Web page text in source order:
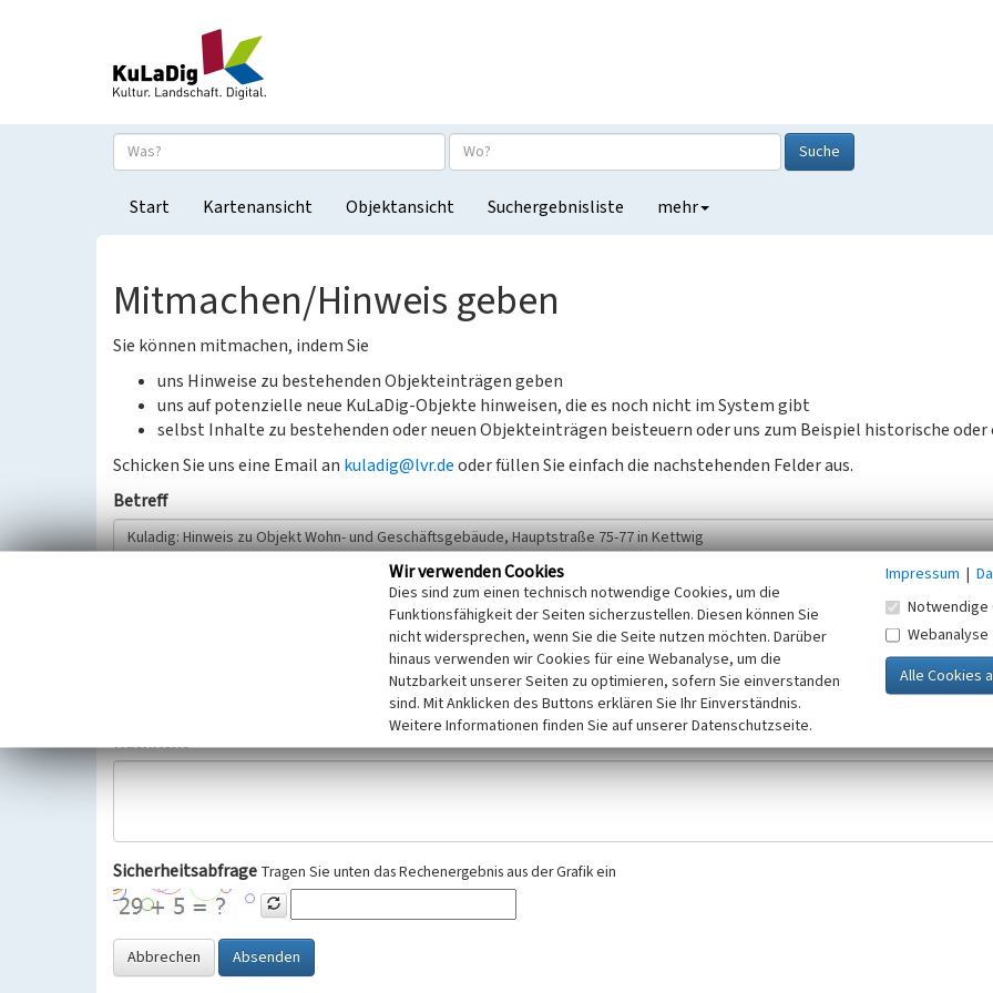
Suche
Start Kartenansicht Objektansicht Suchergebnisliste mehr
Mitmachen/Hinweis geben
Sie können mitmachen, indem Sie
uns Hinweise zu bestehenden Objekteinträgen geben
uns auf potenzielle neue KuLaDig-Objekte hinweisen, die es noch nicht im System gibt
selbst Inhalte zu bestehenden oder neuen Objekteinträgen beisteuern oder uns zum Beispiel historische oder
Schicken Sie uns eine Email an kuladig@lvr.deoder füllen Sie einfach die nachstehenden Felder aus.
Betreff
Wir bitten Sie um freiwillige Angabe Ihres Namens und Ihrer E-Mail-Adresse. Ihre Angaben werden ausschließlich im Rahmen der KuLaDig-
Selbstverständlich werden diese entsprechend der Vorschriften des Telemediengesetzes, des Datenschutzgesetzes NRW und der seit
Datenschutzgrundverordnung (EU-DSGVO) vertraulich behandelt, beachten Sie bitte unsere Hinweise zumDatenschutz
Nachricht
Sicherheitsabfrage Tragen Sie unten das Rechenergebnis aus der Grafik ein
Abbrechen Absenden
Wir verwenden Cookies
Dies sind zum einen technisch notwendige Cookies, um die
Funktionsfähigkeit der Seiten sicherzustellen. Diesen können Sie
nicht widersprechen, wenn Sie die Seite nutzen möchten. Darüber
hinaus verwenden wir Cookies für eine Webanalyse, um die
Nutzbarkeit unserer Seiten zu optimieren, sofern Sie einverstanden
sind. Mit Anklicken des Buttons erklären Sie Ihr Einverständnis.
Weitere Informationen finden Sie auf unserer Datenschutzseite.
Impressum |
Notwendige
Webanalyse